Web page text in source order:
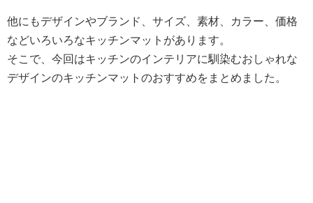
他にもデザインやブランド、サイズ、素材、カラー、価格
などいろいろなキッチンマットがあります。
そこで、今回はキッチンのインテリアに馴染むおしゃれな
デザインのキッチンマットのおすすめをまとめました。